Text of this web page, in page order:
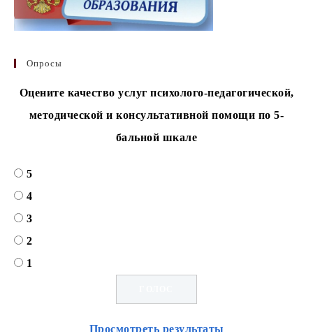
Опросы
Оцените качество услуг психолого-педагогической,
методической и консультативной помощи по 5-
бальной шкале
5
4
3
2
1
Просмотреть результаты